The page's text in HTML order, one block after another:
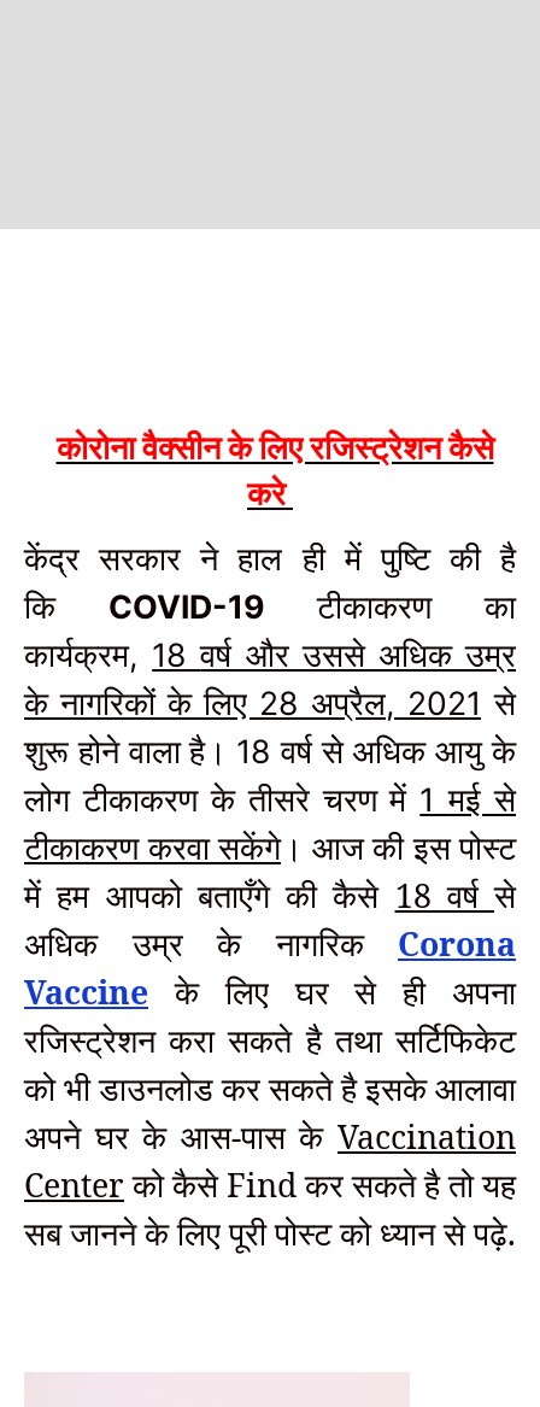
कोरोना वैक्सीन के लिए रजिस्ट्रेशन कैसे
करे
केंद्र सरकार ने हाल ही में पुष्टि की है
कि
COVID-19 टीकाकरण
का
कार्यक्रम, 18वर्ष और उससे अधिक उम्र
के नागरिकों के लिए 28 अप्रैल, 2021 से
शुरू होने वाला है। 18वर्ष से अधिक आयु के
लोग टीकाकरण के तीसरे चरण में 1मई से
टीकाकरण करवा सकेंगे। आज की इस पोस्ट
में हम आपको बताएँगे की कैसे 18 वर्षसे
अधिक उम्र के नागरिक Corona
Vaccine के लिए घर से ही अपना
रजिस्ट्रेशन करा सकते है तथा सर्टिफिकेट
को भी डाउनलोड कर सकते है इसके आलावा
अपने घर के आस-पास के Vaccination
Centerको कैसे Find कर सकते है तो यह
सब जानने के लिए पूरी पोस्ट को ध्यान से पढ़े.